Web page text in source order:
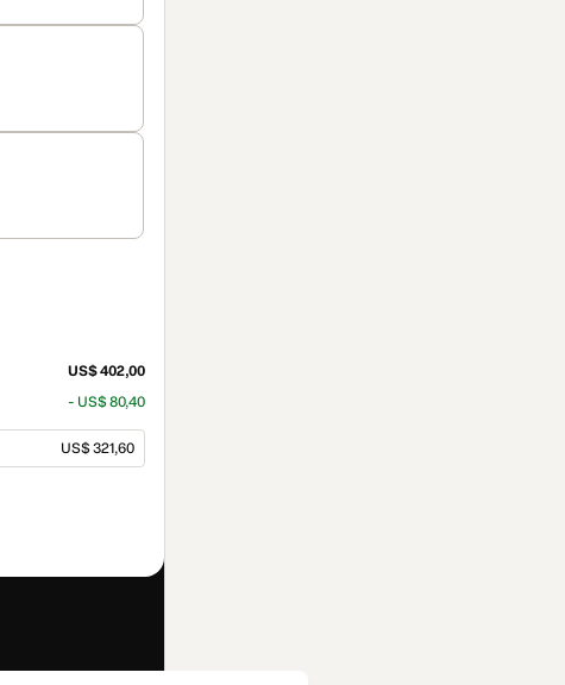
US$ 402,00
- US$ 80,40
US$ 321,60